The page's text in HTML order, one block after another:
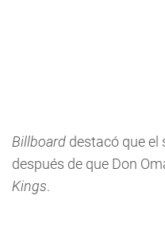
Billboard destacó que el
después de que Don
Kings.